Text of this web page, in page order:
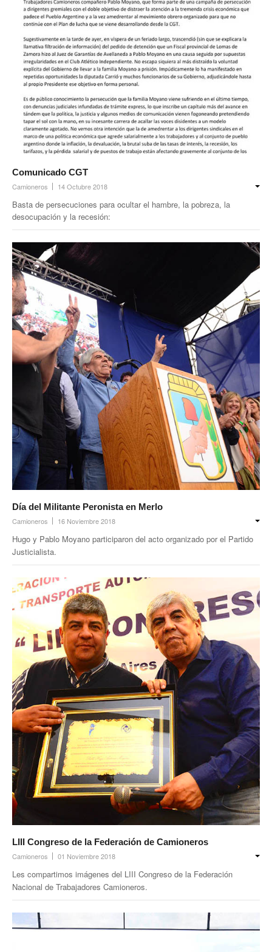
Comunicado CGT
Camioneros 14 Octubre 2018
Basta de persecuciones para ocultar el hambre, la pobreza, la
desocupación y la recesión:
Día del Militante Peronista en Merlo
Camioneros 16 Noviembre 2018
Hugo y Pablo Moyano participaron del acto organizado por el Partido
Justicialista.
LIII Congreso de la Federación de Camioneros
Camioneros 01 Noviembre 2018
Les compartimos imágenes del LIII Congreso de la Federación
Nacional de Trabajadores Camioneros.